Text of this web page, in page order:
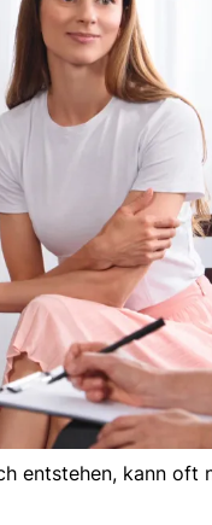
entstehen, kann oft